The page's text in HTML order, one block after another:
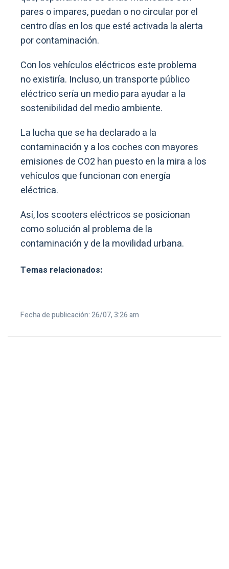
pares o impares, puedan o no circular por el
centro días en los que esté activada la alerta
por contaminación.
Con los vehículos eléctricos este problema
no existiría. Incluso, un transporte público
eléctrico sería un medio para ayudar a la
sostenibilidad del medio ambiente.
La lucha que se ha declarado a la
contaminación y a los coches con mayores
emisiones de CO2 han puesto en la mira a los
vehículos que funcionan con energía
eléctrica.
Así, los scooters eléctricos se posicionan
como solución al problema de la
contaminación y de la movilidad urbana.
Temas relacionados:
Fecha de publicación: 26/07, 3:26 am